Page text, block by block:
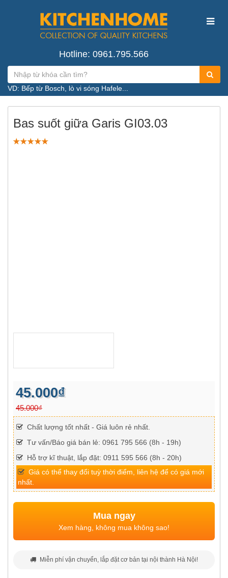
Hotline: 0961.795.566
VD: Bếp từ Bosch, lò vi sóng Hafele...
Bas suốt giữa Garis GI03.03
45.000₫
45.000₫
Chất lượng tốt nhất - Giá luôn rẻ nhất.
Tư vấn/Báo giá bán lẻ: 0961 795 566 (8h - 19h)
Hỗ trợ kĩ thuật, lắp đặt: 0911 595 566 (8h - 20h)
Giá có thể thay đổi tuỳ thời điểm, liên hệ để có giá mới
nhất.
Mua ngay
Xem hàng, không mua không sao!
Miễn phí vận chuyển, lắp đặt cơ bản tại nội thành Hà Nội!